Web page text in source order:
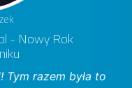
- Nowy Rok
Tym razem była to